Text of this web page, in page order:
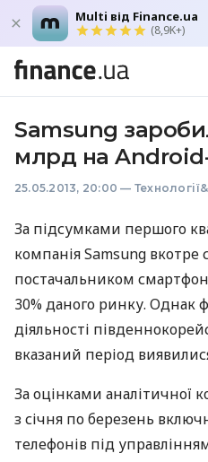
Multi від Finance.ua
(8,9K+)
Samsung
млрд на
25.05.2013, 20:00 —
За підсумками першого
компанія Samsung вкотре
постачальником
30% даного ринку. Однак
діяльності
вказаний період
За оцінками аналітичної
з січня по березень
телефонів під